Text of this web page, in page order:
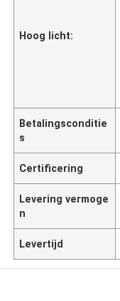
Hoog licht:
Betalingsconditie
s
Certificering
Levering vermoge
n
Levertijd